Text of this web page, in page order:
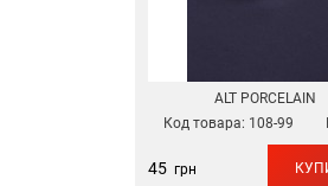
ALT PORCELAIN
Код товара: 108-99
45грн